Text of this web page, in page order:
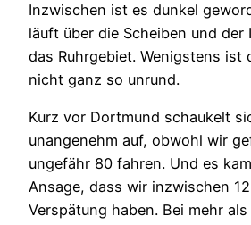
Inzwischen ist es dunkel
läuft über die Scheiben und der
das Ruhrgebiet. Wenigstens ist
nicht ganz so unrund.
Kurz vor Dortmund schaukelt
unangenehm auf, obwohl wir
ungefähr 80 fahren. Und es
Ansage, dass wir inzwischen
Verspätung haben. Bei mehr